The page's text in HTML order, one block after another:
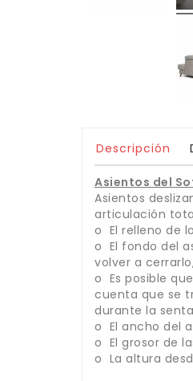
Descripción
Asientos del
Asientos
articulación
o El relleno de
o El fondo del
volver a
o Es posible
cuenta que se
durante la
o El ancho del
o El grosor de
o La altura